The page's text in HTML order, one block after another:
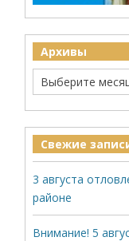
Архивы
Свежие
3 августа
районе
Внимание! 5